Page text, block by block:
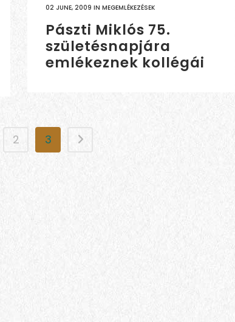
02 JUNE, 2009 IN MEGEMLÉKEZÉSEK
Pászti Miklós 75.
születésnapjára
emlékeznek kollégái
2 3